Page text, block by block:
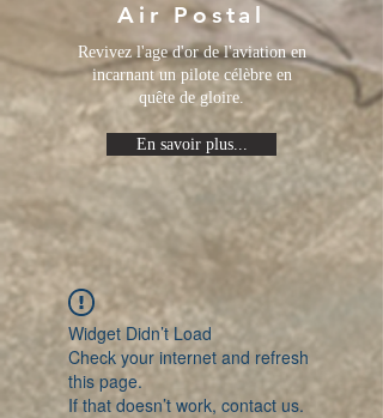
Air Postal
Revivez l'age d'or de l'aviation en
incarnant un pilote célèbre en
quête de gloire.
En savoir plus...
Widget Didn’t Load
Check your internet and refresh
this page.
If that doesn’t work, contact us.